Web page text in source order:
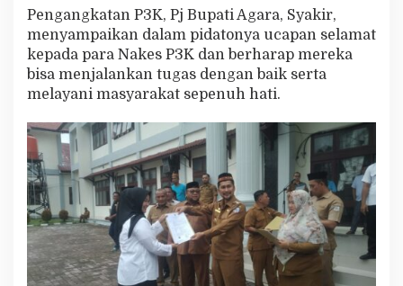
Pengangkatan P3K, Pj Bupati Agara, Syakir,
menyampaikan dalam pidatonya ucapan selamat
kepada para Nakes P3K dan berharap mereka
bisa menjalankan tugas dengan baik serta
melayani masyarakat sepenuh hati.